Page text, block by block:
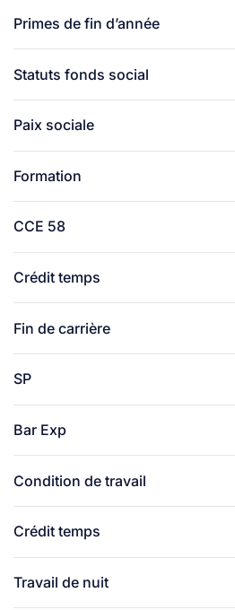
Primes de fin d’année
Statuts fonds social
Paix sociale
Formation
CCE 58
Crédit temps
Fin de carrière
SP
Bar Exp
Condition de travail
Crédit temps
Travail de nuit